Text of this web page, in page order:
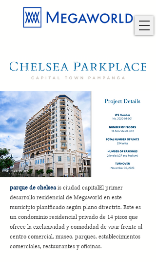
CHELSEA PARKPLACE
CAPITAL TOWN PAMPANGA
parque de chelsea is ciudad capitalEl primer
desarrollo residencial de Megaworld en este
municipio planificado según plano directriz. Este es
un condominio residencial privado de 14 pisos que
ofrece la exclusividad y comodidad de vivir frente al
centro comercial, museo, parques, establecimientos
comerciales, restaurantes y oficinas.